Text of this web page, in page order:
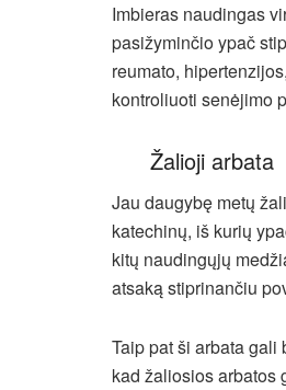
Imbieras naudingas
pasižyminčio ypač
reumato,
kontroliuoti senėjimo
Žalioji arbata
Jau daugybę metų
katechinų, iš kurių
kitų naudingųjų
atsaką stiprinančiu
Taip pat ši arbata
kad žaliosios arbatos